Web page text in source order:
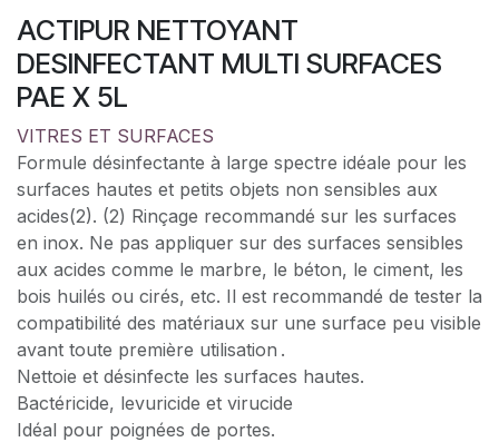
ACTIPUR NETTOYANT
DESINFECTANT MULTI SURFACES
PAE X 5L
VITRES ET SURFACES
Formule désinfectante à large spectre idéale pour les
surfaces hautes et petits objets non sensibles aux
acides(2). (2) Rinçage recommandé sur les surfaces
en inox. Ne pas appliquer sur des surfaces sensibles
aux acides comme le marbre, le béton, le ciment, les
bois huilés ou cirés, etc. Il est recommandé de tester la
compatibilité des matériaux sur une surface peu visible
avant toute première utilisation .
Nettoie et désinfecte les surfaces hautes.
Bactéricide, levuricide et virucide
Idéal pour poignées de portes.